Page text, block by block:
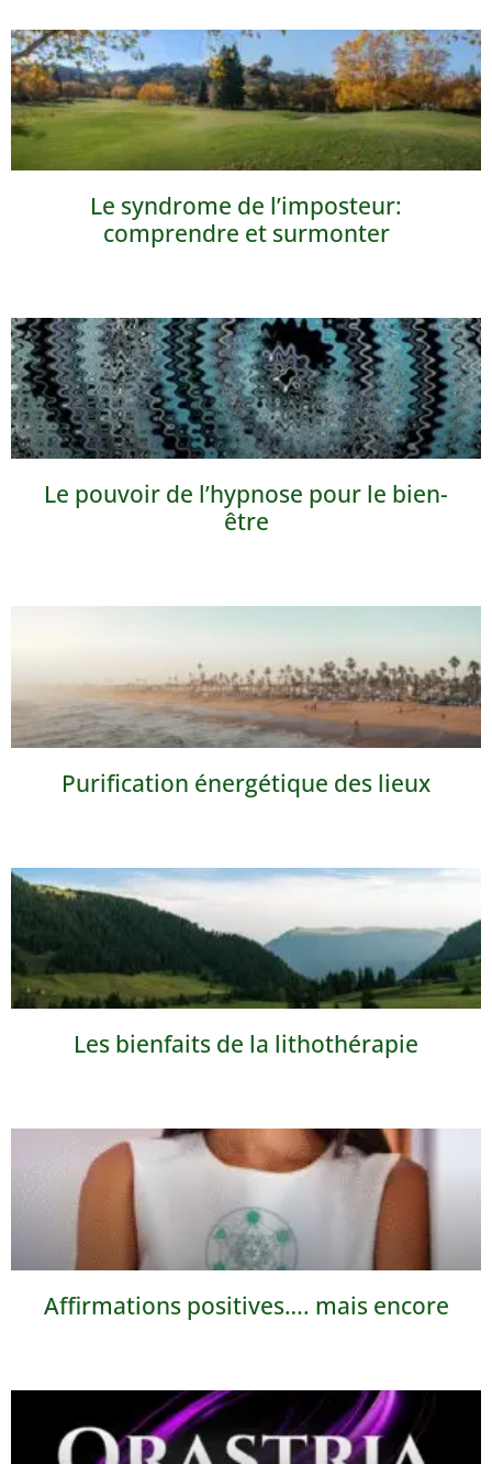
Le syndrome de l’imposteur:
comprendre et surmonter
Le pouvoir de l’hypnose pour le bien-
être
Purification énergétique des lieux
Les bienfaits de la lithothérapie
Affirmations positives…. mais encore